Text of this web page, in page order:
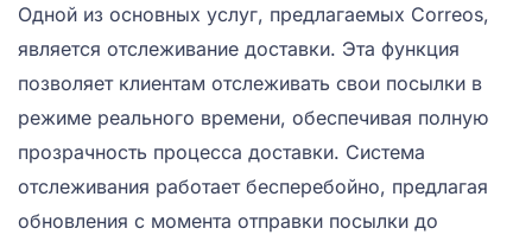
Одной из основных услуг, предлагаемых Correos,
является отслеживание доставки. Эта функция
позволяет клиентам отслеживать свои посылки в
режиме реального времени, обеспечивая полную
прозрачность процесса доставки. Система
отслеживания работает бесперебойно, предлагая
обновления с момента отправки посылки до